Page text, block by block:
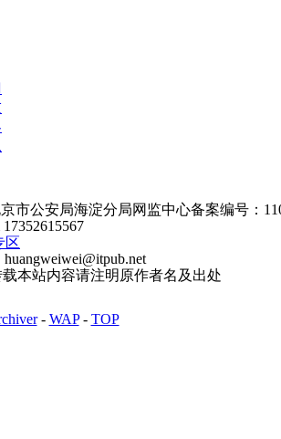
市公安局海淀分局网监中心备案编号：
区
huangweiwei@itpub.net
本站内容请注明原作者名及出处
- WAP- TOP